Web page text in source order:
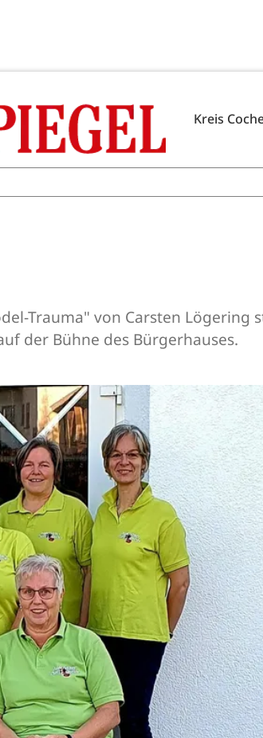
Kreis
Trauma" von Carsten Lögering
der Bühne des Bürgerhauses.